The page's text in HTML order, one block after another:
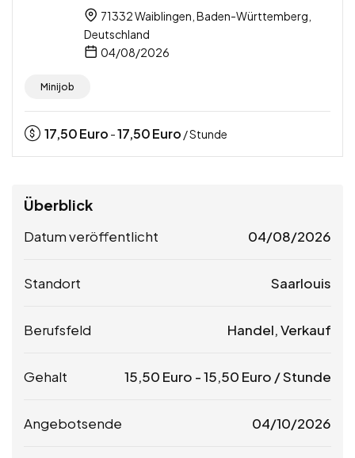
71332 Waiblingen, Baden-Württemberg,
Deutschland
04/08/2026
Minijob
17,50Euro -17,50Euro / Stunde
Überblick
Datum veröffentlicht 04/08/2026
Standort Saarlouis
Berufsfeld Handel, Verkauf
Gehalt 15,50 Euro -15,50 Euro / Stunde
Angebotsende 04/10/2026